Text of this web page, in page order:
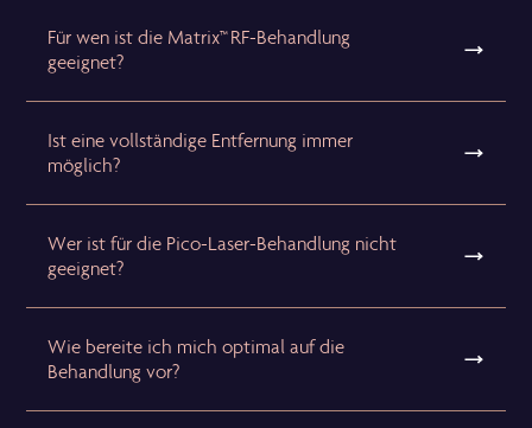
Für wen ist die Matrix™ RF-Behandlung
geeignet?
Ist eine vollständige Entfernung immer
möglich?
Wer ist für die Pico-Laser-Behandlung nicht
geeignet?
Wie bereite ich mich optimal auf die
Behandlung vor?